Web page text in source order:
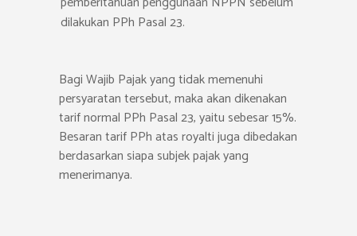
dilakukan PPh Pasal 23.
Bagi Wajib Pajak yang tidak memenuhi
persyaratan tersebut, maka akan dikenakan
tarif normal PPh Pasal 23, yaitu sebesar 15%.
Besaran tarif PPh atas royalti juga dibedakan
berdasarkan siapa subjek pajak yang
menerimanya.